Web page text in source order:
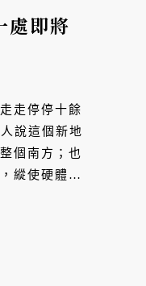
處即將
走停停十餘
說這個新地
個南方；也
縱使硬體奪